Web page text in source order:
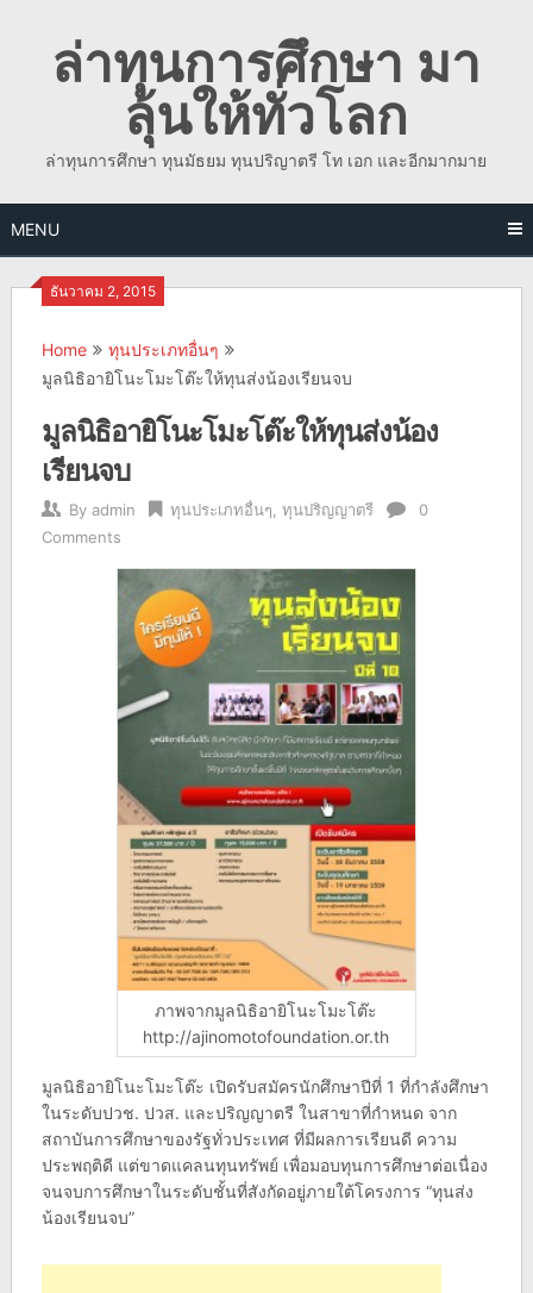
contentล่าทุนการศึกษา มา
ลุ้นให้ทั่วโลก
ล่าทุนการศึกษา ทุนมัธยม ทุนปริญาตรี โท เอก และอีกมากมาย
MENU
ธันวาคม 2, 2015
Home
ทุนประเภทอื่นๆ
มูลนิธิอายิโนะโมะโต๊ะให้ทุนส่งน้องเรียนจบ
มูลนิธิอายิโนะโมะโต๊ะให้ทุนส่งน้อง
เรียนจบ
By admin ทุนประเภทอื่นๆ ทุนปริญญาตรี
0
Comments
ภาพจากมูลนิธิอายิโนะโมะโต๊ะ
http://ajinomotofoundation.or.th
มูลนิธิอายิโนะโมะโต๊ะ เปิดรับสมัครนักศึกษาปีที่ 1 ที่กำลังศึกษา
ในระดับปวช. ปวส. และปริญญาตรี ในสาขาที่กำหนด จาก
สถาบันการศึกษาของรัฐทั่วประเทศ ที่มีผลการเรียนดี ความ
ประพฤติดี แต่ขาดแคลนทุนทรัพย์ เพื่อมอบทุนการศึกษาต่อเนื่อง
จนจบการศึกษาในระดับชั้นที่สังกัดอยู่ภายใต้โครงการ “ทุนส่ง
น้องเรียนจบ”